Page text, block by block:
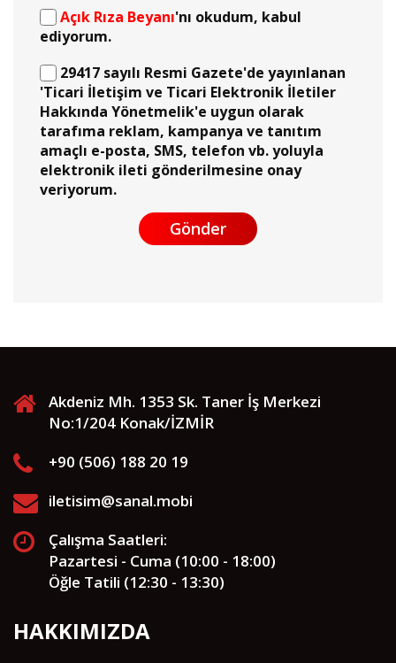
Açık Rıza Beyanı'nı okudum, kabul
ediyorum.
29417 sayılı Resmi Gazete'de yayınlanan
'Ticari İletişim ve Ticari Elektronik İletiler
Hakkında Yönetmelik'e uygun olarak
tarafıma reklam, kampanya ve tanıtım
amaçlı e-posta, SMS, telefon vb. yoluyla
elektronik ileti gönderilmesine onay
veriyorum.
Gönder
Akdeniz Mh. 1353 Sk. Taner İş Merkezi
No:1/204 Konak/İZMİR
+90 (506) 188 20 19
iletisim@sanal.mobi
Çalışma Saatleri:
Pazartesi - Cuma (10:00 - 18:00)
Öğle Tatili (12:30 - 13:30)
HAKKIMIZDA